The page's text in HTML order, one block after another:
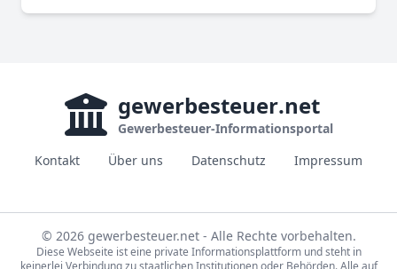
gewerbesteuer.net
Gewerbesteuer-Informationsportal
Kontakt
Über uns Datenschutz Impressum
© 2026 gewerbesteuer.net - Alle Rechte vorbehalten.
Diese Webseite ist eine private Informationsplattform und steht in